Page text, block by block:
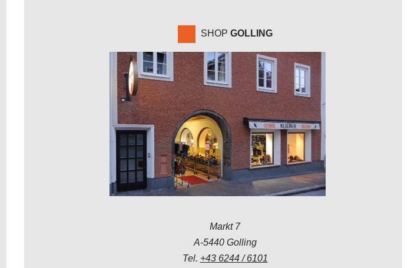
SHOP GOLLING
Markt 7
A-5440 Golling
Tel. +43 6244 / 6101